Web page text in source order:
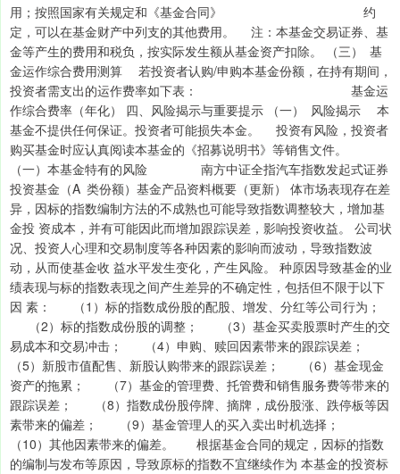
用；按照国家有关规定和《基金合同》 约
定，可以在基金财产中列支的其他费用。 注：本基金交易证券、基
金等产生的费用和税负，按实际发生额从基金资产扣除。 （三） 基
金运作综合费用测算 若投资者认购/申购本基金份额，在持有期间，
投资者需支出的运作费率如下表： 基金运
作综合费率（年化） 四、风险揭示与重要提示 （一） 风险揭示 本
基金不提供任何保证。投资者可能损失本金。 投资有风险，投资者
购买基金时应认真阅读本基金的《招募说明书》等销售文件。
（一）本基金特有的风险 南方中证全指汽车指数发起式证券
投资基金（A 类份额）基金产品资料概要（更新） 体市场表现存在差
异，因标的指数编制方法的不成熟也可能导致指数调整较大，增加基
金投 资成本，并有可能因此而增加跟踪误差，影响投资收益。 公司状
况、投资人心理和交易制度等各种因素的影响而波动，导致指数波
动，从而使基金收 益水平发生变化，产生风险。 种原因导致基金的业
绩表现与标的指数表现之间产生差异的不确定性，包括但不限于以下
因 素： （1）标的指数成份股的配股、增发、分红等公司行为；
（2）标的指数成份股的调整； （3）基金买卖股票时产生的交
易成本和交易冲击； （4）申购、赎回因素带来的跟踪误差；
（5）新股市值配售、新股认购带来的跟踪误差； （6）基金现金
资产的拖累； （7）基金的管理费、托管费和销售服务费等带来的
跟踪误差； （8）指数成份股停牌、摘牌，成份股涨、跌停板等因
素带来的偏差； （9）基金管理人的买入卖出时机选择；
（10）其他因素带来的偏差。 根据基金合同的规定，因标的指数
的编制与发布等原因，导致原标的指数不宜继续作为 本基金的投资标